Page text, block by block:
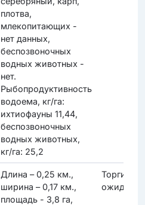
плотва,
млекопитающих -
нет данных,
беспозвоночных
водных животных -
нет.
Рыбопродуктивность
водоема, кг/га:
ихтиофауны 11,44,
беспозвоночных
водных животных,
кг/га: 25,2
Длина – 0,25 км.,
ширина – 0,17 км.,
площадь - 3,8 га,
Торги